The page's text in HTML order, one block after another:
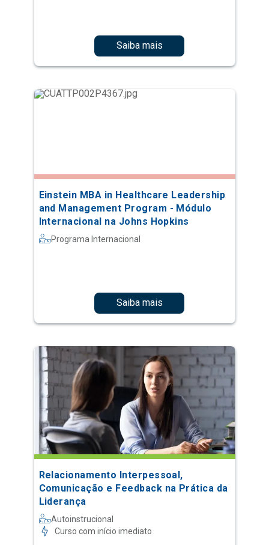
Saiba mais
Einstein MBA in Healthcare Leadership
and Management Program - Módulo
Internacional na Johns Hopkins
Programa Internacional
Saiba mais
Relacionamento Interpessoal,
Comunicação e Feedback na Prática da
Liderança
Autoinstrucional
Curso com início imediato